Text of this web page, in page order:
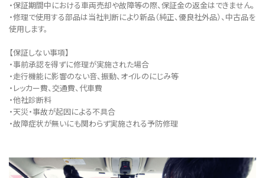
・保証期間中における車両売却や故障等の際、保証金の返金はできません。
・修理で使用する部品は当社判断により新品（純正、優良社外品）、中古品を
使用します。
【保証しない事項】
・事前承認を得ずに修理が実施された場合
・走行機能に影響のない音、振動、オイルのにじみ等
・レッカー費、交通費、代車費
・他社診断料
・天災・事故が起因による不具合
・故障症状が無いにも関わらず実施される予防修理